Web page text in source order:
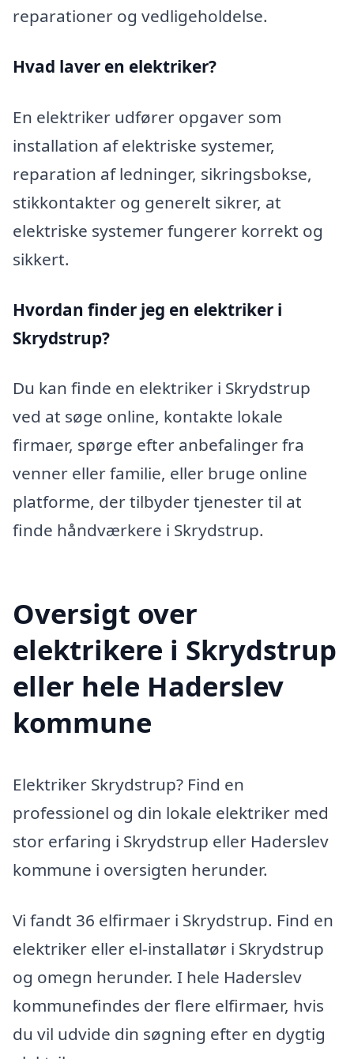
reparationer og vedligeholdelse.
Hvad laver en elektriker?
En elektriker udfører opgaver som
installation af elektriske systemer,
reparation af ledninger, sikringsbokse,
stikkontakter og generelt sikrer, at
elektriske systemer fungerer korrekt og
sikkert.
Hvordan finder jeg en elektriker i
Skrydstrup?
Du kan finde en elektriker i Skrydstrup
ved at søge online, kontakte lokale
firmaer, spørge efter anbefalinger fra
venner eller familie, eller bruge online
platforme, der tilbyder tjenester til at
finde håndværkere i Skrydstrup.
Oversigt over
elektrikere i Skrydstrup
eller hele Haderslev
kommune
Elektriker Skrydstrup? Find en
professionel og din lokale elektriker med
stor erfaring i Skrydstrup eller Haderslev
kommune i oversigten herunder.
Vi fandt 36 elfirmaer i Skrydstrup. Find en
elektriker eller el-installatør i Skrydstrup
og omegn herunder. I hele Haderslev
kommunefindes der flere elfirmaer, hvis
du vil udvide din søgning efter en dygtig